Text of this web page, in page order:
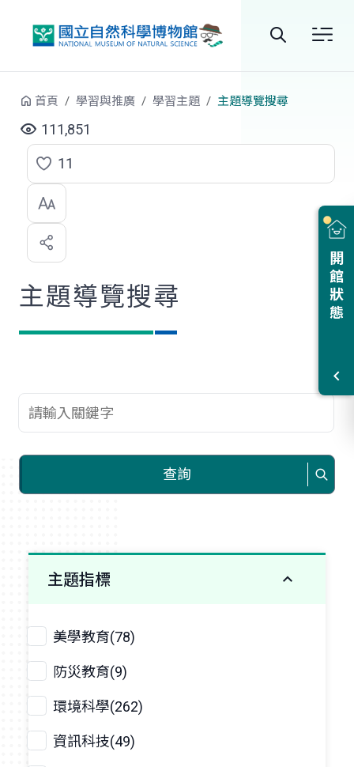
站
尋
開館狀態
首頁 學習與推廣 學習主題 主題導覽搜尋
111,851
點
選
喜
歡
11
主題導覽搜尋
查詢關鍵字
查詢
主題指標
美學教育(78)
防災教育(9)
環境科學(262)
資訊科技(49)